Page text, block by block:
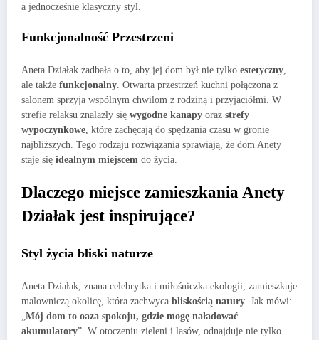
a jednocześnie klasyczny styl.
Funkcjonalność Przestrzeni
Aneta Działak zadbała o to, aby jej dom był nie tylko estetyczny,
ale także funkcjonalny. Otwarta przestrzeń kuchni połączona z
salonem sprzyja wspólnym chwilom z rodziną i przyjaciółmi. W
strefie relaksu znalazły się wygodne kanapy oraz strefy
wypoczynkowe, które zachęcają do spędzania czasu w gronie
najbliższych. Tego rodzaju rozwiązania sprawiają, że dom Anety
staje się idealnym miejscem do życia.
Dlaczego miejsce zamieszkania Anety
Działak jest inspirujące?
Styl życia bliski naturze
Aneta Działak, znana celebrytka i miłośniczka ekologii, zamieszkuje
malowniczą okolicę, która zachwyca bliskością natury. Jak mówi:
„Mój dom to oaza spokoju, gdzie mogę naładować
akumulatory”. W otoczeniu zieleni i lasów, odnajduje nie tylko